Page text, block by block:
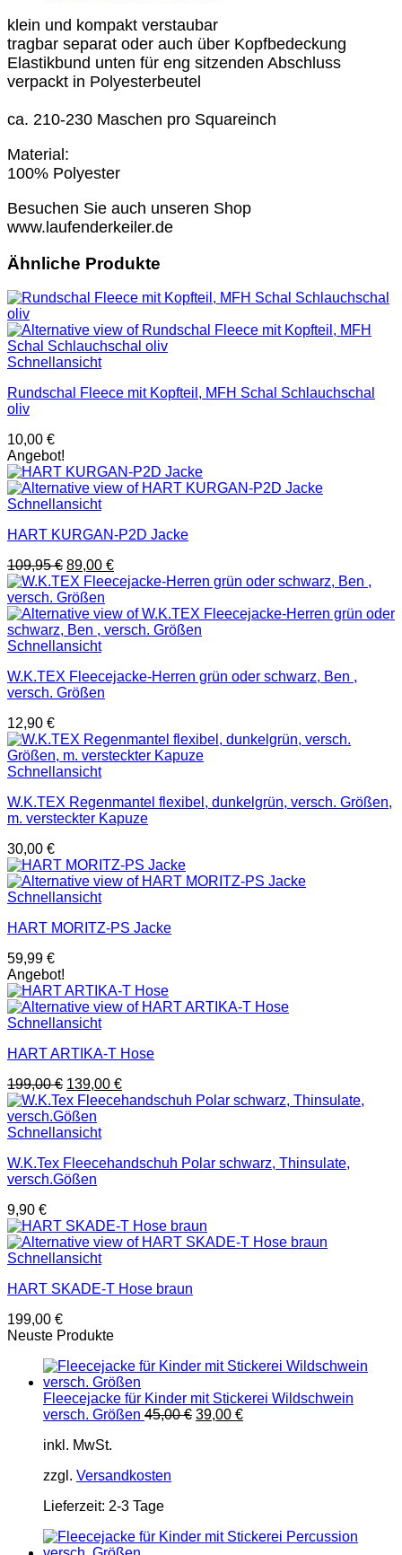
klein und kompakt verstaubar
tragbar separat oder auch über Kopfbedeckung
Elastikbund unten für eng sitzenden Abschluss
verpackt in Polyesterbeutel
ca. 210-230 Maschen pro Squareinch
Material:
100% Polyester
Besuchen Sie auch unseren Shop
www.laufenderkeiler.de
Ähnliche Produkte
Schnellansicht
Rundschal Fleece mit Kopfteil, MFH Schal Schlauchschal
oliv
10,00 €
Angebot!
Schnellansicht
HART KURGAN-P2D Jacke
109,95€ Ursprünglicher
Preis
war:
109,95 €
89,00 €Aktueller
Preis
89,00 €.
Schnellansicht
W.K.TEX Fleecejacke-Herren grün oder schwarz, Ben ,
versch. Größen
12,90 €
Schnellansicht
W.K.TEX Regenmantel flexibel, dunkelgrün, versch. Größen,
m. versteckter Kapuze
30,00 €
Schnellansicht
HART MORITZ-PS Jacke
59,99 €
Angebot!
Schnellansicht
HART ARTIKA-T Hose
199,00€ Ursprünglicher
Preis
war:
199,00 €
139,00 €Aktueller
Preis
Schnellansicht
W.K.Tex Fleecehandschuh Polar schwarz, Thinsulate,
versch.Gößen
9,90 €
Schnellansicht
HART SKADE-T Hose braun
199,00 €
Neuste Produkte
Fleecejacke für Kinder mit Stickerei Wildschwein
versch. Größen 45,00€ Ursprünglicher
39,00 €Aktueller
inkl. MwSt.
zzgl. Versandkosten
Lieferzeit: 2-3 Tage